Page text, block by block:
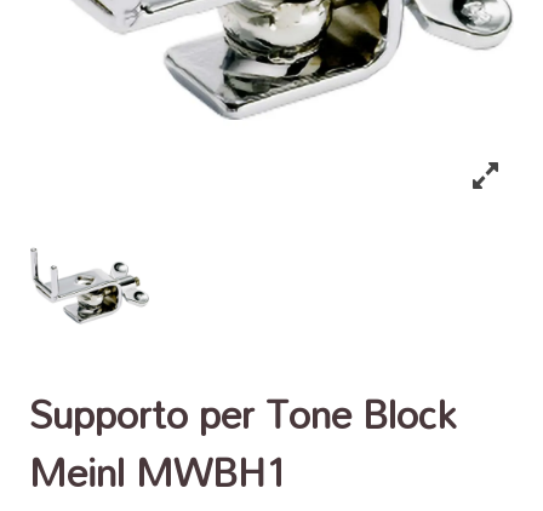
Supporto per Tone Block
Meinl MWBH1